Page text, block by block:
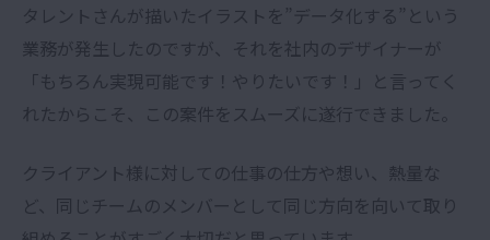
タレントさんが描いたイラストを”データ化する”という
業務が発生したのですが、それを社内のデザイナーが
「もちろん実現可能です！やりたいです！」と言ってく
れたからこそ、この案件をスムーズに遂行できました。
クライアント様に対しての仕事の仕方や想い、熱量な
ど、同じチームのメンバーとして同じ方向を向いて取り